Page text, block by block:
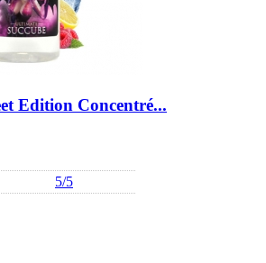
Edition Concentré...
5/5